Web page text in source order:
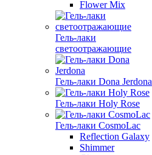
Flower Mix
Гель-лаки
светоотражающие
Гель-лаки Dona Jerdona
Гель-лаки Holy Rose
Гель-лаки CosmoLac
Reflection Galaxy
Shimmer